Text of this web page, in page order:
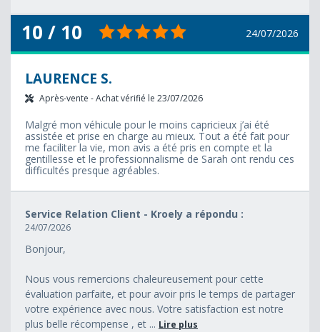
10 / 10 24/07/2026
LAURENCE S.
Après-vente - Achat vérifié le 23/07/2026
Malgré mon véhicule pour le moins capricieux j’ai été
assistée et prise en charge au mieux. Tout a été fait pour
me faciliter la vie, mon avis a été pris en compte et la
gentillesse et le professionnalisme de Sarah ont rendu ces
difficultés presque agréables.
Service Relation Client - Kroely a répondu :
24/07/2026
Bonjour,
Nous vous remercions chaleureusement pour cette
évaluation parfaite, et pour avoir pris le temps de partager
votre expérience avec nous. Votre satisfaction est notre
plus belle récompense , et ... Lire plus